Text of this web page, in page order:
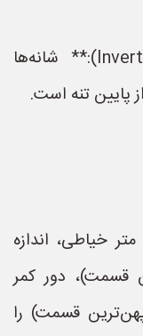
* **مثلث وارونه (Inverted Triangle):** شانه‌ها
پایین تنه است.
خیاطی، اندازه
قسمت)، دور کمر
قسمت) را